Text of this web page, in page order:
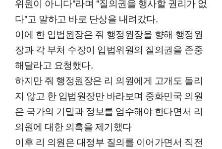
다"고 말하고 바로 단상을 내려갔다.
이에 한 입법원장은 줘 행정원장을 향해 행정원
장과 각 부처 수장이 입법위원의 질의권을 존중
해달라고 요청했다.
하지만 줘 행정원장은 리 의원에게 고개도 돌리
지 않고 한 입법원장만 바라보며 중화민국 의원
은 국가의 기밀과 정보를 엄수해야 한다면서 리
의원에 대한 의혹을 제기했다
이후 리 의원은 대정부 질의를 이어가면서 직전